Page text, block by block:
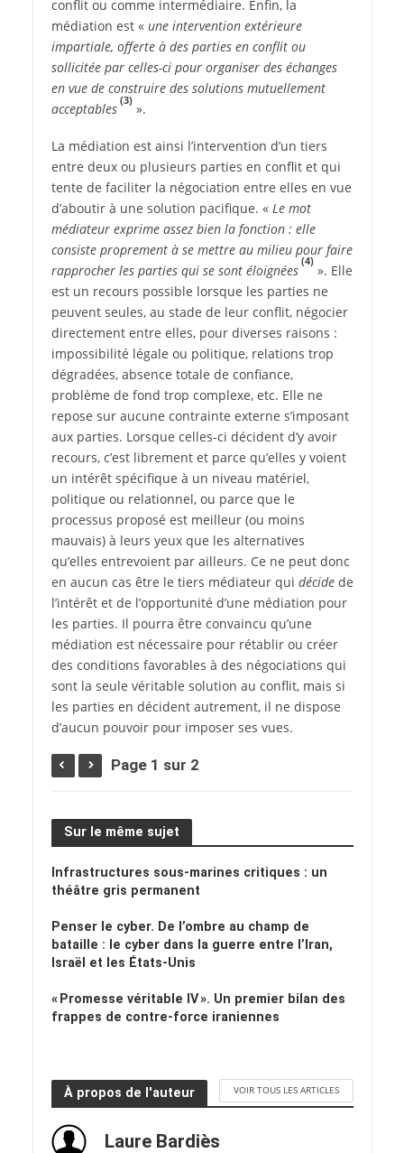
conflit ou comme intermédiaire. Enfin, la
médiation est « une intervention extérieure
impartiale, offerte à des parties en conflit ou
sollicitée par celles-ci pour organiser des échanges
en vue de construire des solutions mutuellement
acceptables
(3)
».
La médiation est ainsi l’intervention d’un tiers
entre deux ou plusieurs parties en conflit et qui
tente de faciliter la négociation entre elles en vue
d’aboutir à une solution pacifique. « Le mot
médiateur exprime assez bien la fonction : elle
consiste proprement à se mettre au milieu pour faire
rapprocher les parties qui se sont éloignées
(4)
». Elle
est un recours possible lorsque les parties ne
peuvent seules, au stade de leur conflit, négocier
directement entre elles, pour diverses raisons :
impossibilité légale ou politique, relations trop
dégradées, absence totale de confiance,
problème de fond trop complexe, etc. Elle ne
repose sur aucune contrainte externe s’imposant
aux parties. Lorsque celles-ci décident d’y avoir
recours, c’est librement et parce qu’elles y voient
un intérêt spécifique à un niveau matériel,
politique ou relationnel, ou parce que le
processus proposé est meilleur (ou moins
mauvais) à leurs yeux que les alternatives
qu’elles entrevoient par ailleurs. Ce ne peut donc
en aucun cas être le tiers médiateur qui décide de
l’intérêt et de l’opportunité d’une médiation pour
les parties. Il pourra être convaincu qu’une
médiation est nécessaire pour rétablir ou créer
des conditions favorables à des négociations qui
sont la seule véritable solution au conflit, mais si
les parties en décident autrement, il ne dispose
d’aucun pouvoir pour imposer ses vues.
Page 1 sur 2
Sur le même sujet
Infrastructures sous-marines critiques : un
théâtre gris permanent
Penser le cyber. De l’ombre au champ de
bataille : le cyber dans la guerre entre l’Iran,
Israël et les États-Unis
« Promesse véritable IV ». Un premier bilan des
frappes de contre-force iraniennes
À propos de l'auteur VOIR TOUS LES ARTICLES
Laure Bardiès